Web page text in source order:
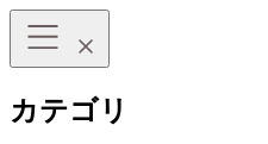
カテゴリ